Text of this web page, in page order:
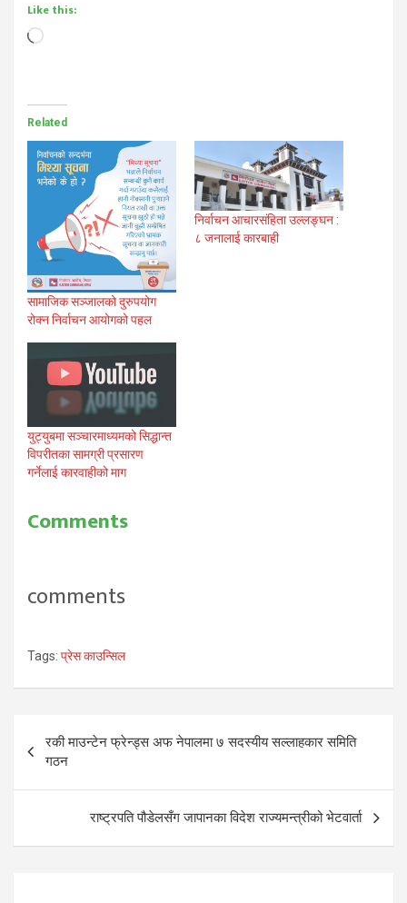
Like this:
Loading…
Related
सामाजिक सञ्जालको दुरुपयोग
रोक्न निर्वाचन आयोगको पहल
निर्वाचन आचारसंहिता उल्लङ्घन :
८ जनालाई कारबाही
युट्युबमा सञ्चारमाध्यमको सिद्धान्त
विपरीतका सामग्री प्रसारण
गर्नेलाई कारवाहीको माग
Comments
comments
Tags: प्रेस काउन्सिल
Post
navigation
रकी माउन्टेन फ्रेन्ड्स अफ नेपालमा ७ सदस्यीय सल्लाहकार समिति
गठन
राष्ट्रपति पौडेलसँग जापानका विदेश राज्यमन्त्रीको भेटवार्ता